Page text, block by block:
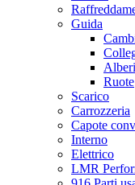
Guida
Ruote
Scarico
Carrozzeria
Capote
Interno
Elettrico
LMR